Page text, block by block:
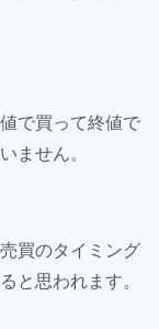
で買って終値で
ません。
買のタイミング
と思われます。